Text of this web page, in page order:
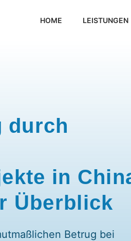
HOME LEISTUNGEN
durch
in
Überblick
Betrug bei